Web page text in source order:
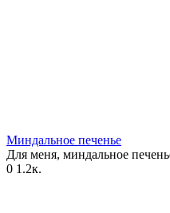
Миндальное печенье
Для меня, миндальное
0 1.2к.